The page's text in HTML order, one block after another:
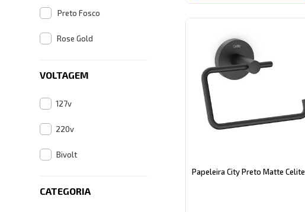
Preto Fosco
Rose Gold
VOLTAGEM
127v
220v
Bivolt
CATEGORIA
Papeleira City Preto Matte Celite